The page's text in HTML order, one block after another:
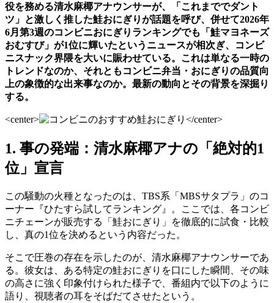
役を務める清水麻椰アナウンサーが、「これまででダント
ツ」と激しく推した鮭おにぎりが話題を呼び、併せて2026年
6月第3週のコンビニおにぎりランキングでも「鮭マヨネーズ
おむすび」が1位に輝いたというニュースが相次ぎ、コンビ
ニスナック界隈を大いに賑わせている。これは単なる一時の
トレンドなのか、それともコンビニ弁当・おにぎりの品質向
上の象徴的な出来事なのか。最新の動向とその背景を深掘り
する。
<center> </center>
1. 事の発端：清水麻椰アナの「絶対的1
位」宣言
この騒動の火種となったのは、TBS系「MBSサタプラ」のコ
ーナー『ひたすら試してランキング』。ここでは、各コンビ
ニチェーンが販売する「鮭おにぎり」を徹底的に試食・比較
し、真の1位を決めるという内容だった。
そこで圧巻の存在を示したのが、清水麻椰アナウンサーであ
る。彼女は、ある特定の鮭おにぎりを口にした瞬間、その味
の高さに強く印象付けられた様子で、番組内で以下のように
語り、視聴者の耳をそばだてさせたという。